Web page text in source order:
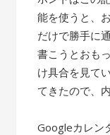
能を使うと、
だけで勝手に
書こうとおも
け具合を見て
てきたので、
Googleカレン